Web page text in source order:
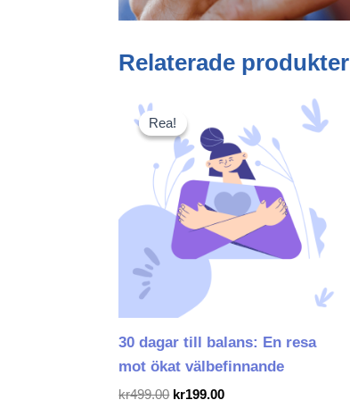
Relaterade produkter
Rea!
Rea!
30 dagar till balans: En resa
mot ökat välbefinnande
kr499.00
ursprungliga
priset
var:
kr499.00.
kr199.00
priset
är:
kr199.00.